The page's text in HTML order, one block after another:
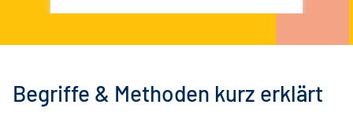
Begriffe & Methoden kurz erklärt